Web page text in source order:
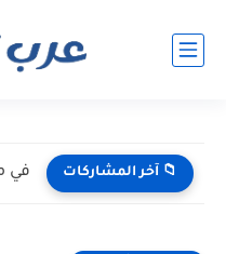
📁 آخر المشاركات